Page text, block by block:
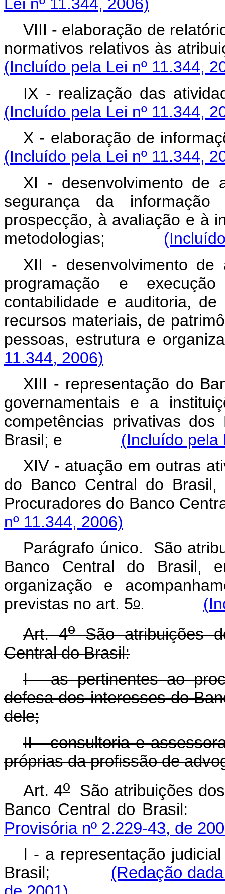
Lei nº 11.344, 2006)
VIII - elaboração de
normativos relativos às
(Incluído pela Lei nº 11.344,
IX - realização das
(Incluído pela Lei nº 11.344,
X - elaboração de
(Incluído pela Lei nº 11.344,
XI - desenvolvimento de
segurança da
prospecção, à avaliação e à
metodologias;
XII - desenvolvimento de
programação e
contabilidade e auditoria,
recursos materiais, de
pessoas, estrutura e
11.344, 2006)
XIII - representação do
governamentais e a
competências privativas
Brasil; e (Incluído pela
XIV - atuação em outras
do Banco Central do Brasil,
Procuradores do Banco
nº 11.344, 2006)
Parágrafo único. São
Banco Central do Brasil,
organização e
previstas no art. 5o.
Art. 4oSão atribuições
Central do Brasil:
I - as pertinentes ao
defesa dos interesses do
dele;
II - consultoria e
próprias da profissão de
Art. 4oSão atribuições
Banco Central do Brasil:
Provisória nº 2.229-43, de
I - a representação
Brasil;
(Redação